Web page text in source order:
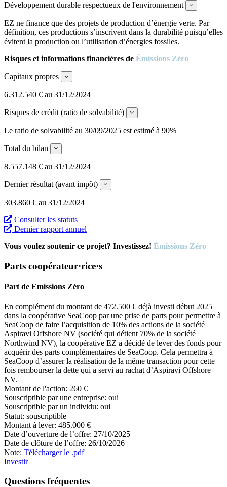
Développement durable respectueux de l'environnement Expand
EZ ne finance que des projets de production d’énergie verte. Par
définition, ces productions s’inscrivent dans la durabilité puisqu’elles
évitent la production ou l’utilisation d’énergies fossiles.
Risques et informations financières de Émissions Zéro
Capitaux propres Expand
6.312.540 € au 31/12/2024
Risques de crédit (ratio de solvabilité) Expand
Le ratio de solvabilité au 30/09/2025 est estimé à 90%
Total du bilan Expand
8.557.148 € au 31/12/2024
Dernier résultat (avant impôt) Expand
303.860 € au 31/12/2024
Consulter les statuts
Dernier rapport annuel
Vous voulez soutenir ce projet? Investissez! Émissions Zéro
Parts coopérateur·rice·s
Part de Emissions Zéro
En complément du montant de 472.500 € déjà investi début 2025
dans la coopérative SeaCoop par une prise de parts pour permettre à
SeaCoop de faire l’acquisition de 10% des actions de la société
Aspiravi Offshore NV (société qui détient 70% de la société
Northwind NV), la coopérative EZ a décidé de lever des fonds pour
acquérir des parts complémentaires de SeaCoop. Cela permettra à
SeaCoop d’assurer la réalisation de la même transaction pour cette
fois rembourser la dette qui a servi au rachat d’Aspiravi Offshore
NV.
Montant de l'action: 260 €
Souscriptible par une entreprise: oui
Souscriptible par un individu: oui
Statut: souscriptible
Montant à lever: 485.000 €
Date d’ouverture de l’offre: 27/10/2025
Date de clôture de l’offre: 26/10/2026
Note: Télécharger le .pdf
Investir
Questions fréquentes